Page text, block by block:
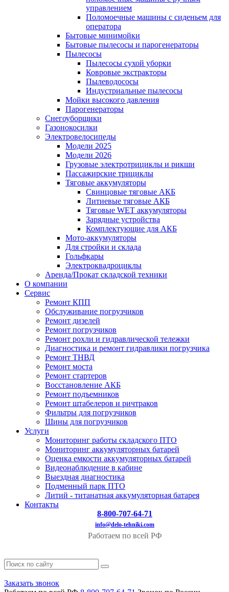
управлением
Поломоечные машины с сиденьем для
оператора
Бытовые минимойки
Бытовые пылесосы и парогенераторы
Пылесосы
Пылесосы сухой уборки
Ковровые экстракторы
Пылеводососы
Индустриальные пылесосы
Мойки высокого давления
Парогенераторы
Снегоуборщики
Газонокосилки
Электровелосипеды
Модели 2025
Модели 2026
Грузовые электротрициклы и рикши
Пассажирские трициклы
Тяговые аккумуляторы
Свинцовые тяговые АКБ
Литиевые тяговые АКБ
Тяговые WET аккумуляторы
Зарядные устройства
Комплектующие для АКБ
Мото-аккумуляторы
Для стройки и склада
Гольфкары
Электроквадроциклы
Аренда/Прокат складской техники
О компании
Сервис
Ремонт КПП
Обслуживание погрузчиков
Ремонт дизелей
Ремонт погрузчиков
Ремонт рохли и гидравлической тележки
Диагностика и ремонт гидравлики погрузчика
Ремонт ТНВД
Ремонт моста
Ремонт стартеров
Восстановление АКБ
Ремонт подъемников
Ремонт штабелеров и ричтраков
Фильтры для погрузчиков
Шины для погрузчиков
Услуги
Мониторинг работы складского ПТО
Мониторинг аккумуляторных батарей
Оценка емкости аккумуляторных батарей
Видеонаблюдение в кабине
Выездная диагностика
Подменный парк ПТО
Литий - титанатная аккумуляторная батарея
Контакты
8-800-707-64-71
info@delo-tehniki.com
Работаем по всей РФ
Заказать звонок